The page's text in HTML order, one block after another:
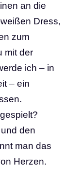
an die
Dress,
zum
mit der
ich – in
– ein
den
man das
Herzen.